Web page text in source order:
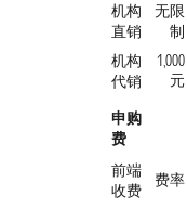
机构
直销
无限
制
机构
代销
1,000
元
申购
费
前端
收费
费率